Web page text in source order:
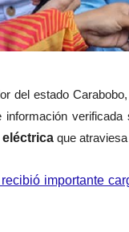
del estado
información verificada
que
importante